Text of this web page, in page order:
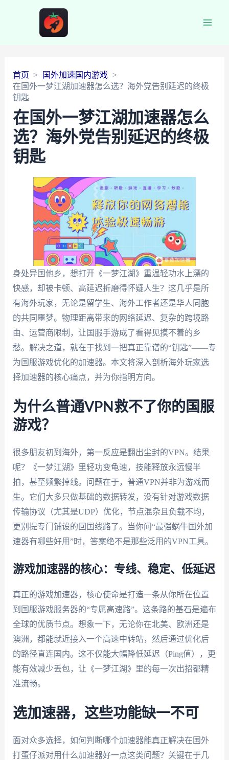
首页
国外加速国内游戏
在国外一梦江湖加速器怎么选？海外党告别延迟的终极
钥匙
在国外一梦江湖加速器怎么
选？海外党告别延迟的终极
钥匙
身处异国他乡，想打开《一梦江湖》重温轻功水上漂的
快感，却被卡顿、高延迟折磨得怀疑人生？这几乎是所
有海外玩家，无论是留学生、海外工作者还是华人同胞
的共同噩梦。物理距离带来的网络延迟、复杂的跨境路
由、运营商限制，让国服手游成了看得见摸不着的乡
愁。解决之道，就在于找到一把真正靠谱的“钥匙”——专
为国服游戏优化的加速器。本文将深入剖析海外玩家选
择加速器的核心痛点，并为你指明方向。
为什么普通VPN救不了你的国服
游戏？
很多朋友初到海外，第一反应是翻出尘封的VPN。结果
呢？《一梦江湖》里轻功变龟速，技能释放永远慢半
拍，甚至频繁掉线。问题在于，普通VPN并非为游戏而
生。它们大多只做基础的数据转发，没有针对游戏数据
传输协议（尤其是UDP）优化，节点混杂且负载不均，
更别提专门铺设的回国线路了。当你问“最强蜗牛国外加
速器有哪些好用”时，答案绝不是那些泛用的VPN工具。
游戏加速器的核心：专线、稳定、低延迟
真正的游戏加速器，核心使命是打造一条从你所在位置
到国服游戏服务器的“专属高速路”。这条路的基石是遍布
全球的优质节点。想象一下，无论你在北美、欧洲还是
澳洲，都能就近接入一个高速中转站，然后通过优化后
的路径直连国内。这不仅能大幅降低延迟（Ping值），更
能有效减少丢包，让《一梦江湖》里的每一次出招都精
准流畅。
选加速器，这些功能缺一不可
面对众多选择，如何判断哪个加速器能真正解决在国外
打蛋仔派对用什么加速器好一点这类问题？关键在于几